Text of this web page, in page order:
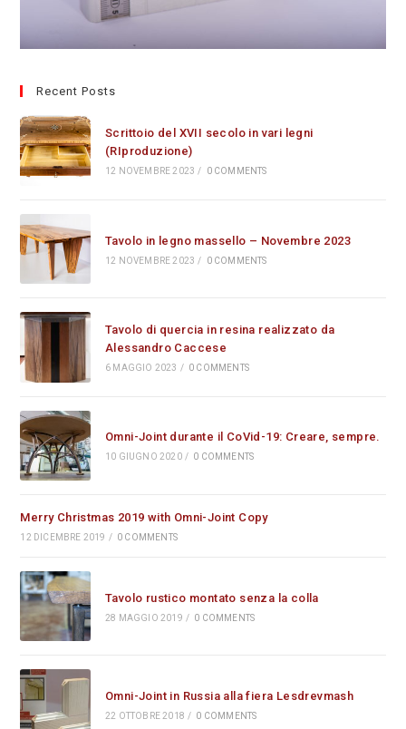
Recent Posts
Scrittoio del XVII secolo in vari legni
(RIproduzione)
12 NOVEMBRE 2023 / 0 COMMENTS
Tavolo in legno massello – Novembre 2023
12 NOVEMBRE 2023 / 0 COMMENTS
Tavolo di quercia in resina realizzato da
Alessandro Caccese
6 MAGGIO 2023 / 0 COMMENTS
Omni-Joint durante il CoVid-19: Creare, sempre.
10 GIUGNO 2020 / 0 COMMENTS
Merry Christmas 2019 with Omni-Joint Copy
12 DICEMBRE 2019 / 0 COMMENTS
Tavolo rustico montato senza la colla
28 MAGGIO 2019 / 0 COMMENTS
Omni-Joint in Russia alla fiera Lesdrevmash
22 OTTOBRE 2018 / 0 COMMENTS